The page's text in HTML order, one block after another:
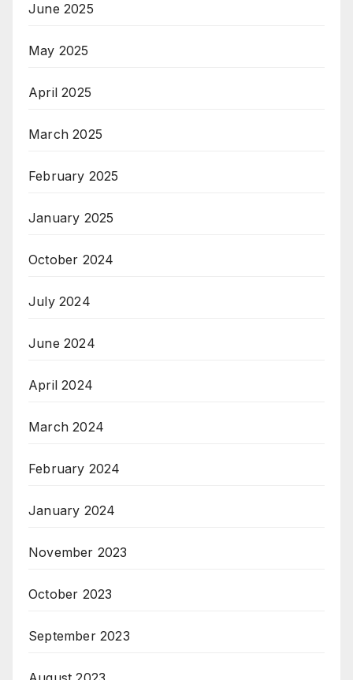
June 2025
May 2025
April 2025
March 2025
February 2025
January 2025
October 2024
July 2024
June 2024
April 2024
March 2024
February 2024
January 2024
November 2023
October 2023
September 2023